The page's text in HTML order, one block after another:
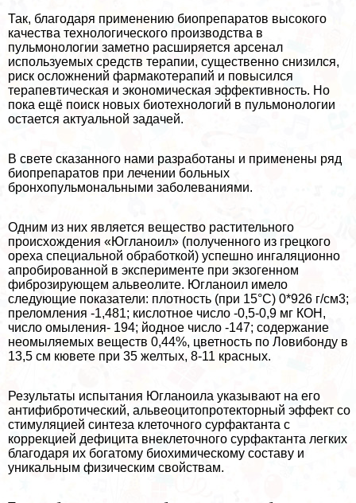
Так, благодаря применению биопрепаратов высокого
качества технологического производства в
пульмонологии заметно расширяется арсенал
используемых средств терапии, существенно снизился,
риск осложнений фармакотерапий и повысился
терапевтическая и экономическая эффективность. Но
пока ещё поиск новых биотехнологий в пульмонологии
остается актуальной задачей.
В свете сказанного нами разработаны и применены ряд
биопрепаратов при лечении больных
бронхопульмональными заболеваниями.
Одним из них является вещество растительного
происхождения «Югланоил» (полученного из грецкого
ореха специальной обработкой) успешно ингаляционно
апробированной в эксперименте при экзогенном
фиброзирующем альвеолите. Югланоил имело
следующие показатели: плотность (при 15°С) 0*926 г/см3;
преломления -1,481; кислотное число -0,5-0,9 мг КОН,
число омыления- 194; йодное число -147; содержание
неомыляемых веществ 0,44%, цветность по Ловибонду в
13,5 см кювете при 35 желтых, 8-11 красных.
Результаты испытания Югланоила указывают на его
антифибротический, альвеоцитопротекторный эффект со
стимуляцией синтеза клеточного сурфактанта с
коррекцией дефицита внеклеточного сурфактанта легких
благодаря их богатому биохимическому составу и
уникальным физическим свойствам.